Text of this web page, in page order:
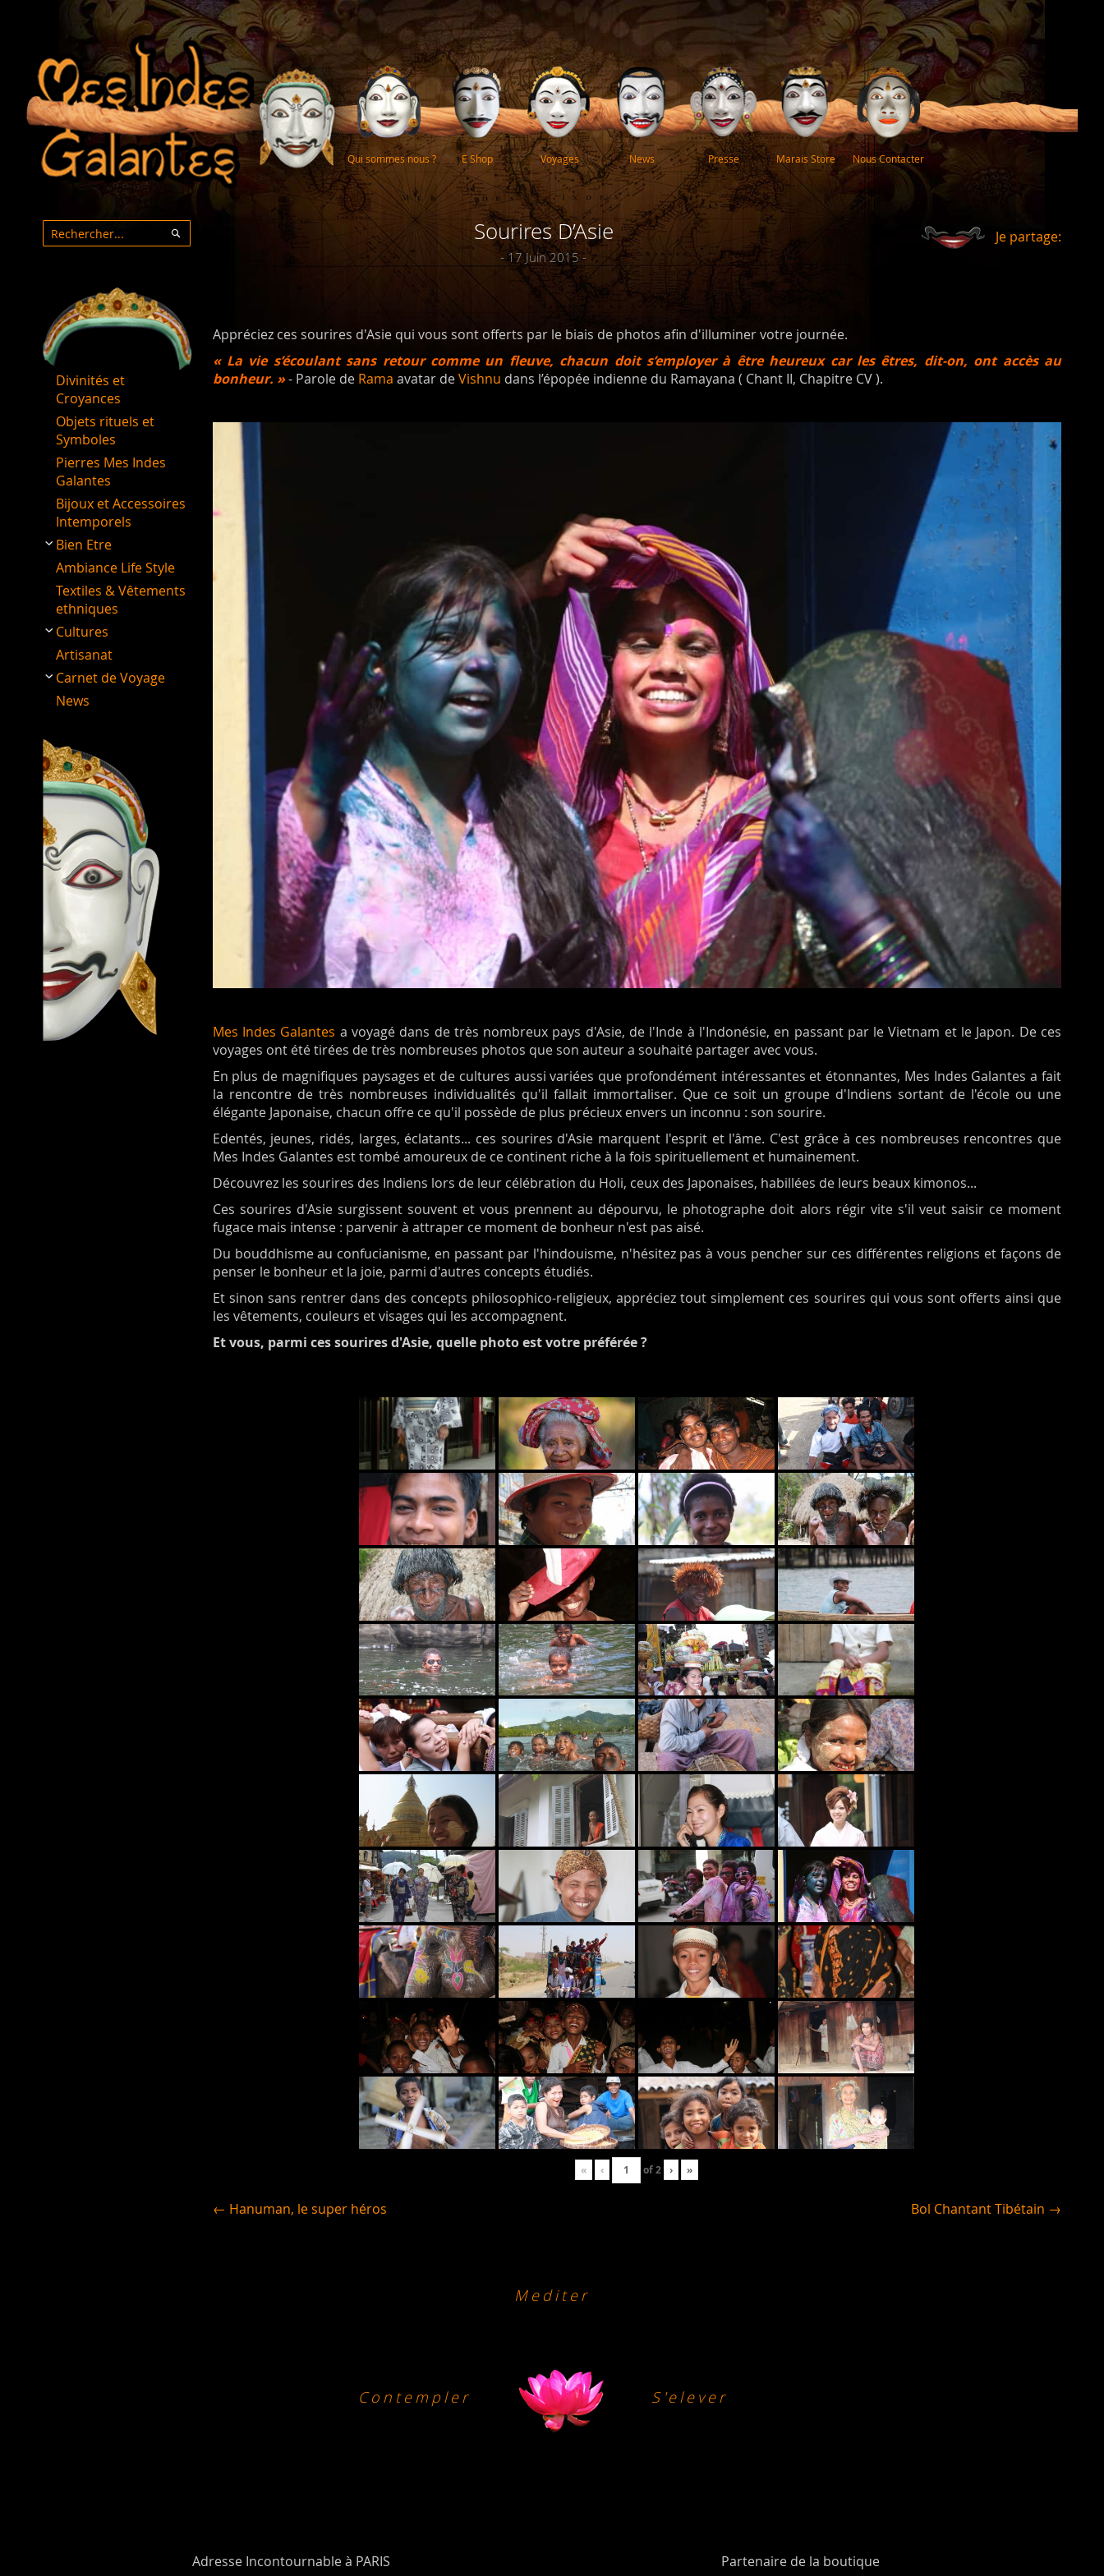
Qui sommes nous ? E Shop Voyages News Presse Marais Store Nous Contacter
Sourires D’Asie
- 17 Juin 2015 -
Je partage:
Appréciez ces sourires d'Asie qui vous sont offerts par le biais de photos afin d'illuminer votre journée.
« La vie s’écoulant sans retour comme un fleuve, chacun doit s’employer à être heureux car les êtres, dit-on, ont accès au
bonheur. »- Parole de Rama avatar deVishnu dans l’épopée indienne du Ramayana ( Chant II, Chapitre CV ).
Mes Indes Galantes a voyagé dans de très nombreux pays d'Asie, de l'Inde à l'Indonésie, en passant par le Vietnam et le Japon. De ces
voyages ont été tirées de très nombreuses photos que son auteur a souhaité partager avec vous.
En plus de magnifiques paysages et de cultures aussi variées que profondément intéressantes et étonnantes, Mes Indes Galantes a fait
la rencontre de très nombreuses individualités qu'il fallait immortaliser. Que ce soit un groupe d'Indiens sortant de l'école ou une
élégante Japonaise, chacun offre ce qu'il possède de plus précieux envers un inconnu : son sourire.
Edentés, jeunes, ridés, larges, éclatants... ces sourires d'Asie marquent l'esprit et l'âme. C'est grâce à ces nombreuses rencontres que
Mes Indes Galantes est tombé amoureux de ce continent riche à la fois spirituellement et humainement.
Découvrez les sourires des Indiens lors de leur célébration du Holi, ceux des Japonaises, habillées de leurs beaux kimonos...
Ces sourires d'Asie surgissent souvent et vous prennent au dépourvu, le photographe doit alors régir vite s'il veut saisir ce moment
fugace mais intense : parvenir à attraper ce moment de bonheur n'est pas aisé.
Du bouddhisme au confucianisme, en passant par l'hindouisme, n'hésitez pas à vous pencher sur ces différentes religions et façons de
penser le bonheur et la joie, parmi d'autres concepts étudiés.
Et sinon sans rentrer dans des concepts philosophico-religieux, appréciez tout simplement ces sourires qui vous sont offerts ainsi que
les vêtements, couleurs et visages qui les accompagnent.
Et vous, parmi ces sourires d'Asie, quelle photo est votre préférée ?
« ‹ of2 › »
← Hanuman, le super héros Bol Chantant Tibétain →
Rechercher
Divinités et
Croyances
Objets rituels et
Symboles
Pierres Mes Indes
Galantes
Bijoux et Accessoires
Intemporels
Bien Etre
Ambiance Life Style
Textiles & Vêtements
ethniques
Cultures
Artisanat
Carnet de Voyage
News
Mediter
Contempler S'elever
Adresse Incontournable à PARIS Partenaire de la boutique